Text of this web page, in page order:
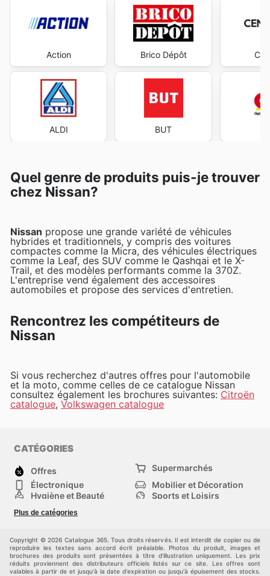
Action
ALDI
Brico Dépôt
BUT
Quel genre de produits puis-je trouver
chez Nissan?
Nissan propose une grande variété de véhicules
hybrides et traditionnels, y compris des voitures
compactes comme la Micra, des véhicules électriques
comme la Leaf, des SUV comme le Qashqai et le X-
Trail, et des modèles performants comme la 370Z.
L'entreprise vend également des accessoires
automobiles et propose des services d'entretien.
Rencontrez les compétiteurs de
Nissan
Si vous recherchez d'autres offres pour l'automobile
et la moto, comme celles de ce catalogue Nissan
consultez également les brochures suivantes: Citroën
catalogue, Volkswagen catalogue
CATÉGORIES
Offres
Supermarchés
Électronique
Mobilier et Décoration
Hygiène et Beauté
Sports et Loisirs
Mode
Bricolage, jardin et
Plus de catégories
Copyright © 2026 Catalogue 365. Tous droits réservés. Il est interdit de copier ou de
reproduire les textes sans accord écrit préalable. Photos du produit, images et
brochures des produits sont présentées à titre d'illustration uniquement. Les prix
réduits proviennent des distributeurs officiels listés sur ce site. Les offres sont
valables à partir de et jusqu'à la date d'expiration ou jusqu'à épuisement des stocks.